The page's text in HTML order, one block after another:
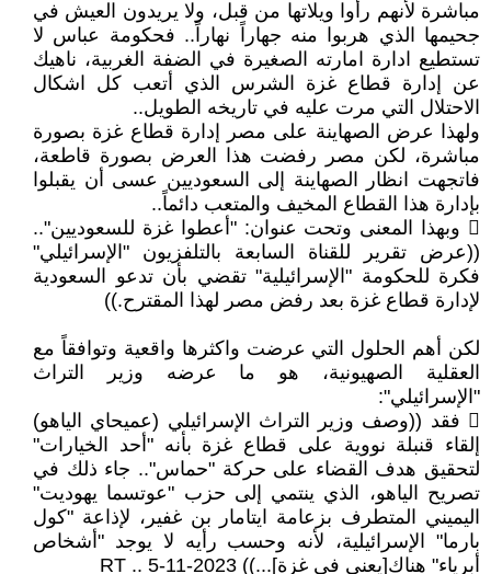
مباشرة لأنهم رأوا ويلاتها من قبل، ولا يريدون العيش في
جحيمها الذي هربوا منه جهاراً نهاراً.. فحكومة عباس لا
تستطيع ادارة امارته الصغيرة في الضفة الغربية، ناهيك
عن إدارة قطاع غزة الشرس الذي أتعب كل اشكال
الاحتلال التي مرت عليه في تاريخه الطويل..
ولهذا عرض الصهاينة على مصر إدارة قطاع غزة بصورة
مباشرة، لكن مصر رفضت هذا العرض بصورة قاطعة،
فاتجهت انظار الصهاينة إلى السعوديين عسى أن يقبلوا
بإدارة هذا القطاع المخيف والمتعب دائماً..
 وبهذا المعنى وتحت عنوان: "أعطوا غزة للسعوديين"..
((عرض تقرير للقناة السابعة بالتلفزيون "الإسرائيلي"
فكرة للحكومة "الإسرائيلية" تقضي بأن تدعو السعودية
لإدارة قطاع غزة بعد رفض مصر لهذا المقترح.))
لكن أهم الحلول التي عرضت واكثرها واقعية وتوافقاً مع
العقلية الصهيونية، هو ما عرضه وزير التراث
"الإسرائيلي":
 فقد ((وصف وزير التراث الإسرائيلي (عميحاي الياهو)
إلقاء قنبلة نووية على قطاع غزة بأنه "أحد الخيارات"
لتحقيق هدف القضاء على حركة "حماس".. جاء ذلك في
تصريح الياهو، الذي ينتمي إلى حزب "عوتسما يهوديت"
اليميني المتطرف بزعامة ايتامار بن غفير، لإذاعة "كول
بارما" الإسرائيلية، لأنه وحسب رأيه لا يوجد "أشخاص
أبرياء" هناك[يعني في غزة]...)) RT .. 5-11-2023